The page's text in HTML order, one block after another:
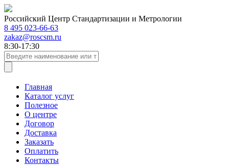
Российский Центр Стандартизации и Метрологии
8 495 023-66-63
zakaz@roscsm.ru
8:30-17:30
Главная
Каталог услуг
Полезное
О центре
Договор
Доставка
Заказать
Оплатить
Контакты